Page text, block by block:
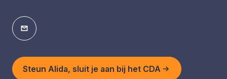
Steun Alida, sluit je aan bij het CDA